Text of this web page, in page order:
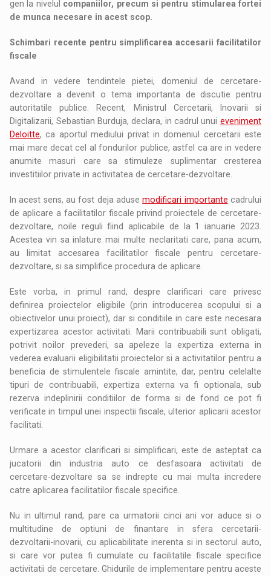
gen la nivelul companiilor, precum si pentru stimularea fortei
de munca necesare in acest scop.
Schimbari recente pentru simplificarea accesarii facilitatilor
fiscale
Avand in vedere tendintele pietei, domeniul de cercetare-
dezvoltare a devenit o tema importanta de discutie pentru
autoritatile publice. Recent, Ministrul Cercetarii, Inovarii si
Digitalizarii, Sebastian Burduja, declara, in cadrul unui eveniment
Deloitte, ca aportul mediului privat in domeniul cercetarii este
mai mare decat cel al fondurilor publice, astfel ca are in vedere
anumite masuri care sa stimuleze suplimentar cresterea
investitiilor private in activitatea de cercetare-dezvoltare.
In acest sens, au fost deja adusemodificari importante cadrului
de aplicare a facilitatilor fiscale privind proiectele de cercetare-
dezvoltare, noile reguli fiind aplicabile de la 1 ianuarie 2023.
Acestea vin sa inlature mai multe neclaritati care, pana acum,
au limitat accesarea facilitatilor fiscale pentru cercetare-
dezvoltare, si sa simplifice procedura de aplicare.
Este vorba, in primul rand, despre clarificari care privesc
definirea proiectelor eligibile (prin introducerea scopului si a
obiectivelor unui proiect), dar si conditiile in care este necesara
expertizarea acestor activitati. Marii contribuabili sunt obligati,
potrivit noilor prevederi, sa apeleze la expertiza externa in
vederea evaluarii eligibilitatii proiectelor si a activitatilor pentru a
beneficia de stimulentele fiscale amintite, dar, pentru celelalte
tipuri de contribuabili, expertiza externa va fi optionala, sub
rezerva indeplinirii conditiilor de forma si de fond ce pot fi
verificate in timpul unei inspectii fiscale, ulterior aplicarii acestor
facilitati.
Urmare a acestor clarificari si simplificari, este de asteptat ca
jucatorii din industria auto ce desfasoara activitati de
cercetare-dezvoltare sa se indrepte cu mai multa incredere
catre aplicarea facilitatilor fiscale specifice.
Nu in ultimul rand, pare ca urmatorii cinci ani vor aduce si o
multitudine de optiuni de finantare in sfera cercetarii-
dezvoltarii-inovarii, cu aplicabilitate inerenta si in sectorul auto,
si care vor putea fi cumulate cu facilitatile fiscale specifice
activitatii de cercetare. Ghidurile de implementare pentru aceste